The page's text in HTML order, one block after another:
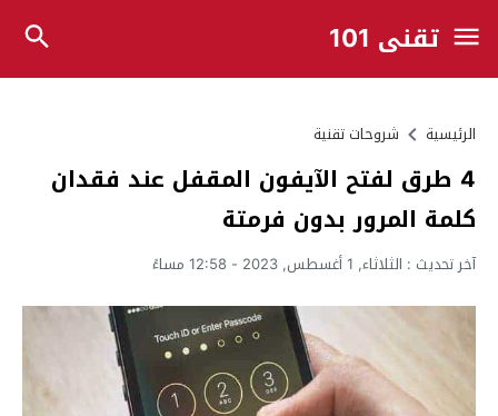
تقني 101
الرئيسية شروحات تقنية
4 طرق لفتح الآيفون المقفل عند فقدان
كلمة المرور بدون فرمتة
آخر تحديث : الثلاثاء, 1 أغسطس, 2023 - 12:58 مساءً